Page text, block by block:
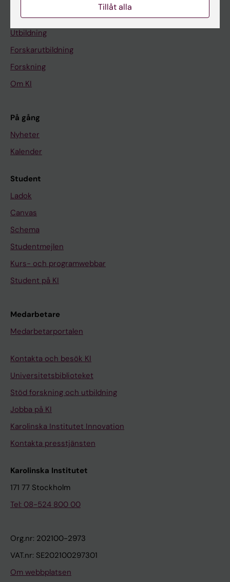
Huvudmeny
Utbildning
Forskarutbildning
Forskning
Om KI
På gång
Nyheter
Kalender
Student
Ladok
Canvas
Schema
Studentmejlen
Kurs- och programwebbar
Student på KI
Medarbetare
Medarbetarportalen
Kontakta och besök KI
Universitetsbiblioteket
Stöd forskning och utbildning
Jobba på KI
Karolinska Institutet Innovation
Kontakta presstjänsten
Karolinska Institutet
171 77 Stockholm
Tel: 08-524 800 00
Org.nr: 202100-2973
VAT.nr: SE202100297301
Om webbplatsen
Tillåt alla